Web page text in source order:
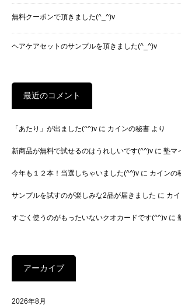
無料クーポンで頂きました(^_^)v
ヘアケアセットのサンプルを頂きました(^_^)v
最近のコメント
「あたり」が出ました(^^)v に カインの秘書 より
新商品が無料で試せるのはうれしいです(^^)v に 塾マ
今年も１２本！当選しちゃいました(^^)v に カインの
サンプルを試すのが楽しみな2品が届きました に カ
すごく使うのがもったいないクオカードです(^^)v に
アーカイブ
2026年8月